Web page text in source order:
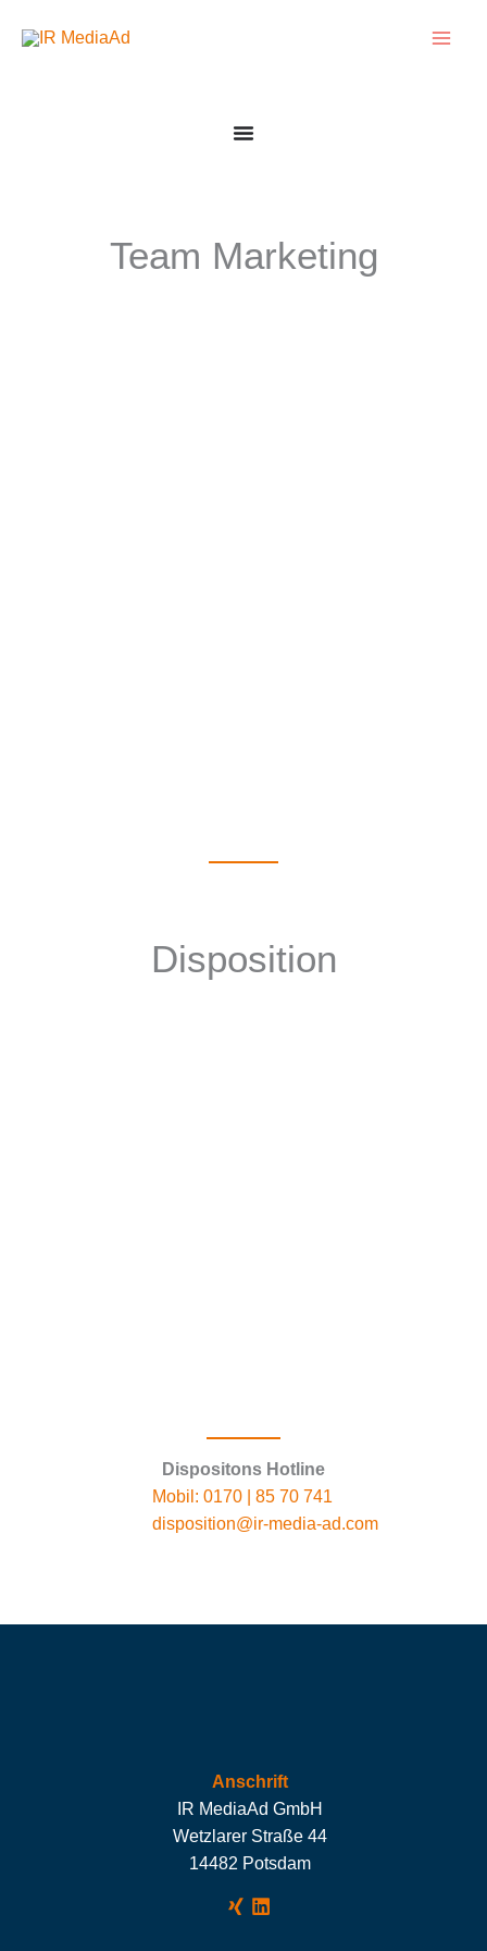
Inhalt
Team Marketing
Disposition
Dispositons Hotline
Mobil: 0170 | 85 70 741
disposition@ir-media-ad.com
Anschrift
IR MediaAd GmbH
Wetzlarer Straße 44
14482 Potsdam